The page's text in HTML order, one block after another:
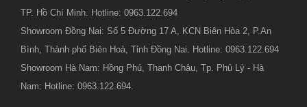
TP. Hồ Chí Minh. Hotline: 0963.122.694
Showroom Đồng Nai: Số 5 Đường 17 A, KCN Biên Hòa 2, P.An
Bình, Thành phố Biên Hoà, Tỉnh Đồng Nai. Hotline: 0963.122.694
Showroom Hà Nam: Hồng Phú, Thanh Châu, Tp. Phủ Lý - Hà
Nam: Hotline: 0963.122.694.